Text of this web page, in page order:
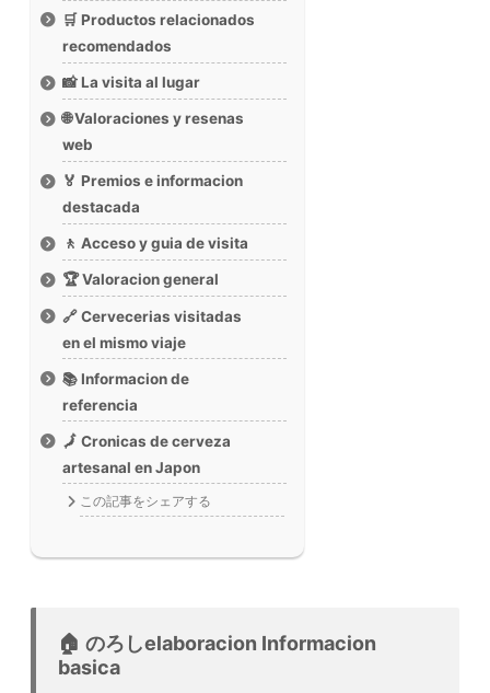
🛒 Productos relacionados
recomendados
📸 La visita al lugar
🌐 Valoraciones y resenas
web
🏅 Premios e informacion
destacada
🚶 Acceso y guia de visita
🏆 Valoracion general
🔗 Cervecerias visitadas
en el mismo viaje
📚 Informacion de
referencia
🗾 Cronicas de cerveza
artesanal en Japon
この記事をシェアする
🏠 のろしelaboracion Informacion
basica